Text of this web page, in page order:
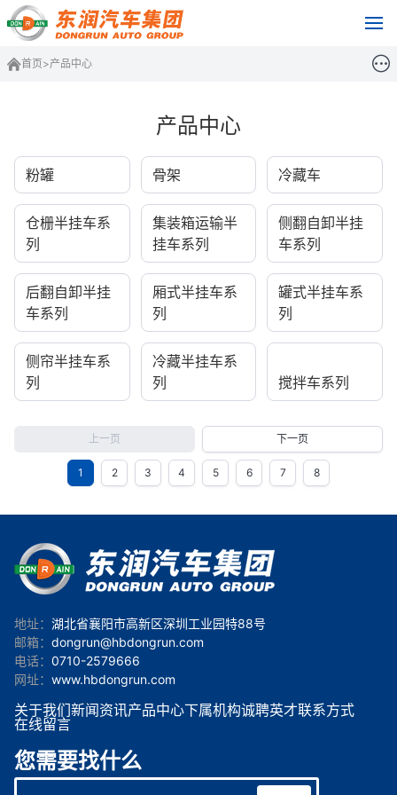
首页>产品中心
产品中心
粉罐 骨架 冷藏车
仓栅半挂车系
列
集装箱运输半
挂车系列
侧翻自卸半挂
车系列
后翻自卸半挂
车系列
厢式半挂车系
列
罐式半挂车系
列
侧帘半挂车系
列
冷藏半挂车系
列
搅拌车系列
上一页 下一页
1 2 3 4 5 6 7 8
地址： 湖北省襄阳市高新区深圳工业园特88号
邮箱： dongrun@hbdongrun.com
电话： 0710-2579666
网址： www.hbdongrun.com
关于我们新闻资讯产品中心下属机构诚聘英才联系方式
在线留言
您需要找什么